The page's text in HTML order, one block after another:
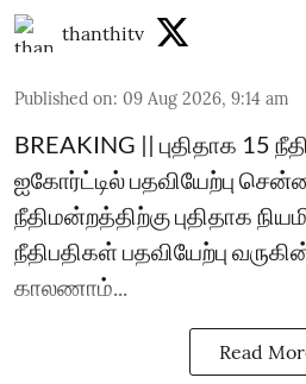
thanthitv
Published on: 09 Aug 2026, 9:14 am
BREAKING || புதிதாக 15
ஐகோர்ட்டில் பதவியேற்பு
நீதிமன்றத்திற்கு புதிதாக
நீதிபதிகள் பதவியேற்பு
காலணாம்...
Read